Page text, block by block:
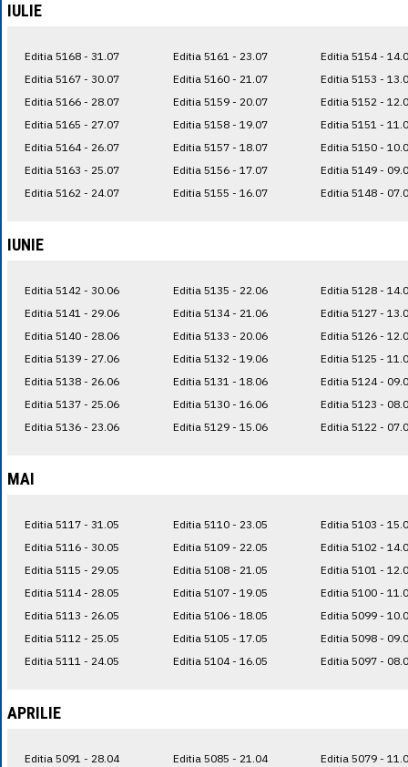
IULIE
Editia 5168 - 31.07
Editia 5167 - 30.07
Editia 5166 - 28.07
Editia 5165 - 27.07
Editia 5164 - 26.07
Editia 5163 - 25.07
Editia 5162 - 24.07
Editia 5161 - 23.07
Editia 5160 - 21.07
Editia 5159 - 20.07
Editia 5158 - 19.07
Editia 5157 - 18.07
Editia 5156 - 17.07
Editia 5155 - 16.07
Editia 5154 -
Editia 5153 -
Editia 5152 -
Editia 5151 -
Editia 5150 -
Editia 5149 -
Editia 5148 -
IUNIE
Editia 5142 - 30.06
Editia 5141 - 29.06
Editia 5140 - 28.06
Editia 5139 - 27.06
Editia 5138 - 26.06
Editia 5137 - 25.06
Editia 5136 - 23.06
Editia 5135 - 22.06
Editia 5134 - 21.06
Editia 5133 - 20.06
Editia 5132 - 19.06
Editia 5131 - 18.06
Editia 5130 - 16.06
Editia 5129 - 15.06
Editia 5128 -
Editia 5127 -
Editia 5126 -
Editia 5125 -
Editia 5124 -
Editia 5123 -
Editia 5122 -
MAI
Editia 5117 - 31.05
Editia 5116 - 30.05
Editia 5115 - 29.05
Editia 5114 - 28.05
Editia 5113 - 26.05
Editia 5112 - 25.05
Editia 5111 - 24.05
Editia 5110 - 23.05
Editia 5109 - 22.05
Editia 5108 - 21.05
Editia 5107 - 19.05
Editia 5106 - 18.05
Editia 5105 - 17.05
Editia 5104 - 16.05
Editia 5103 -
Editia 5102 -
Editia 5101 -
Editia 5100 -
Editia 5099 -
Editia 5098 -
Editia 5097 -
APRILIE
Editia 5091 - 28.04 Editia 5085 - 21.04 Editia 5079 -